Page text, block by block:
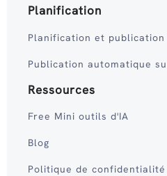
Planification
Planification et publication
Publication automatique
Ressources
Free Mini outils d'IA
Blog
Politique de confidentialité